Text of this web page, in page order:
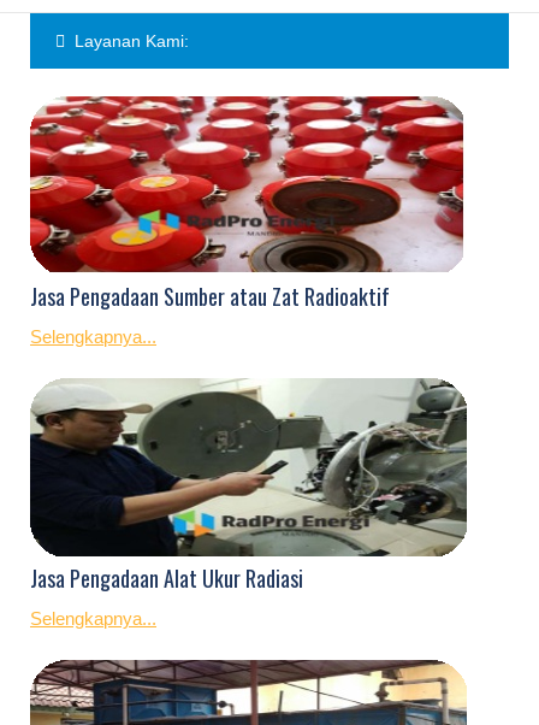
Layanan Kami:
Jasa Pengadaan Sumber atau Zat Radioaktif
Selengkapnya...
Jasa Pengadaan Alat Ukur Radiasi
Selengkapnya...